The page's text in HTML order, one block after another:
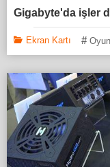
Gigabyte'da işler
Ekran Kartı # Oyun